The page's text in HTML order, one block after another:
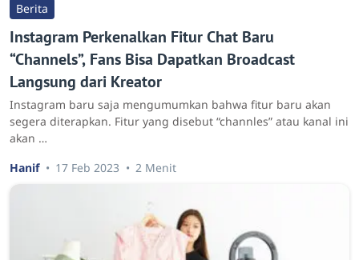
Berita
Instagram Perkenalkan Fitur Chat Baru
“Channels”, Fans Bisa Dapatkan Broadcast
Langsung dari Kreator
Instagram baru saja mengumumkan bahwa fitur baru akan
segera diterapkan. Fitur yang disebut “channles” atau kanal ini
akan …
Hanif
17 Feb 2023 2 Menit